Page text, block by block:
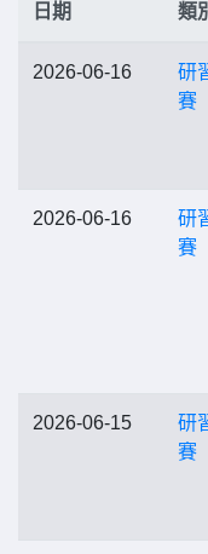
日期 類
2026-06-16
研
賽
2026-06-16
研
賽
2026-06-15
研
賽